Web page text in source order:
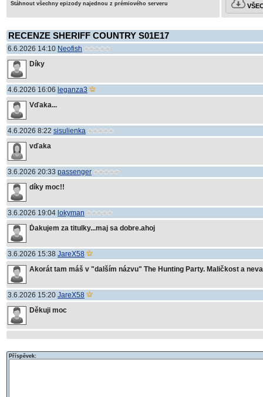
Stáhnout všechny epizody najednou z prémiového serveru
RECENZE SHERIFF COUNTRY S01E17
6.6.2026 14:10 Neofish
Díky
4.6.2026 16:06 leganza3
Vďaka...
4.6.2026 8:22 sisulienka
vďaka
3.6.2026 20:33 passenger
díky moc!!
3.6.2026 19:04 lokyman
Ďakujem za titulky...maj sa dobre.ahoj
3.6.2026 15:38 JareX58
Akorát tam máš v "dalším názvu" The Hunting Party. Maličkost a
3.6.2026 15:20 JareX58
Děkuji moc
Příspěvek: